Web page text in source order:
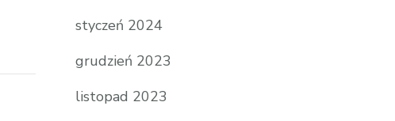
styczeń 2024
grudzień 2023
listopad 2023